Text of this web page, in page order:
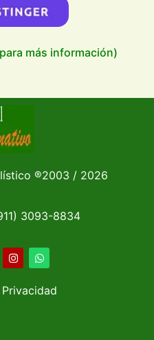
más información)
®2003 / 2026
3093-8834